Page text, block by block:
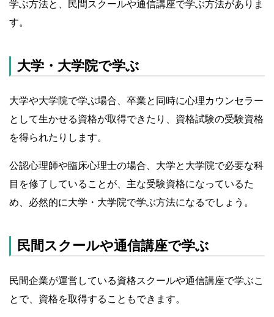
学ぶ方法と、民間スクールや通信講座で学ぶ方法がありま
す。
大学・大学院で学ぶ
大学や大学院で学ぶ場合、卒業と同時に心理カウンセラー
として生かせる資格が取得できたり、資格試験の受験資格
を得られたりします。
公認心理師や臨床心理士の場合、大学と大学院で必要な科
目を修了していることが、主な受験資格になっているた
め、必然的に大学・大学院で学ぶ方法になるでしょう。
民間スクールや通信講座で学ぶ
民間企業が運営している資格スクールや通信講座で学ぶこ
とで、資格を取得することもできます。